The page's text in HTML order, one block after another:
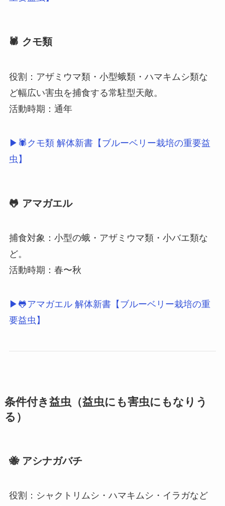
🕷 クモ類
役割：アザミウマ類・小型蛾類・ハマキムシ類な
ど幅広い害虫を捕食する常駐型天敵。
活動時期：通年
▶🕷クモ類 解体新書【ブルーベリー栽培の重要益
虫】
🐸 アマガエル
捕食対象：小型の蛾・アザミウマ類・小バエ類な
ど。
活動時期：春〜秋
▶🐸アマガエル 解体新書【ブルーベリー栽培の重
要益虫】
条件付き益虫（益虫にも害虫にもなりう
る）
🐝 アシナガバチ
役割：シャクトリムシ・ハマキムシ・イラガなど